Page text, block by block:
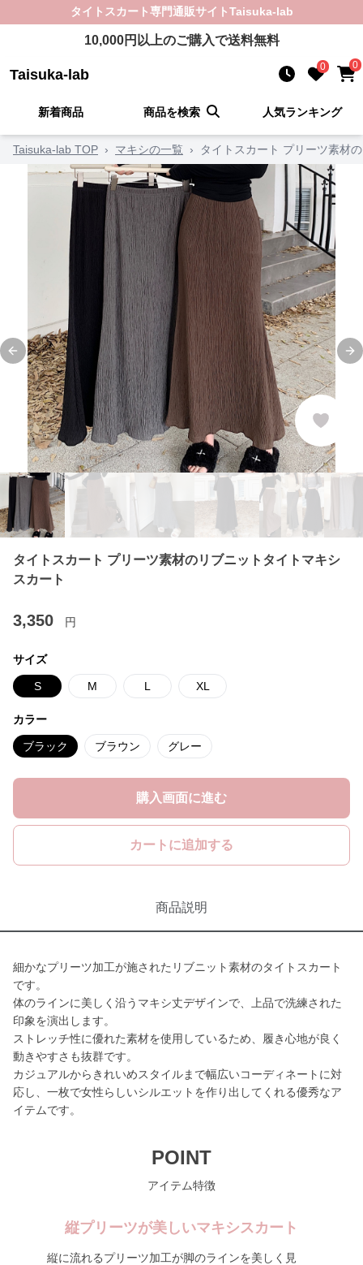
タイトスカート専門通販サイトTaisuka-lab
10,000円以上のご購入で送料無料
Taisuka-lab 0 0
新着商品 商品を検索 人気ランキング
Taisuka-lab TOP › マキシの一覧 › タイトスカート プリーツ素材
Previous slide
タイトスカート プリーツ素材のリブニットタイトマキシ
スカート
3,350 円
サイズ
S M L XL
カラー
ブラック ブラウン グレー
購入画面に進む
カートに追加する
商品説明
細かなプリーツ加工が施されたリブニット素材のタイトスカート
です。
体のラインに美しく沿うマキシ丈デザインで、上品で洗練された
印象を演出します。
ストレッチ性に優れた素材を使用しているため、履き心地が良く
動きやすさも抜群です。
カジュアルからきれいめスタイルまで幅広いコーディネートに対
応し、一枚で女性らしいシルエットを作り出してくれる優秀なア
イテムです。
POINT
アイテム特徴
縦プリーツが美しいマキシスカート
縦に流れるプリーツ加工が脚のラインを美しく見